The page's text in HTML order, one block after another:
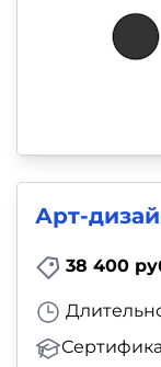
Арт-
38 400